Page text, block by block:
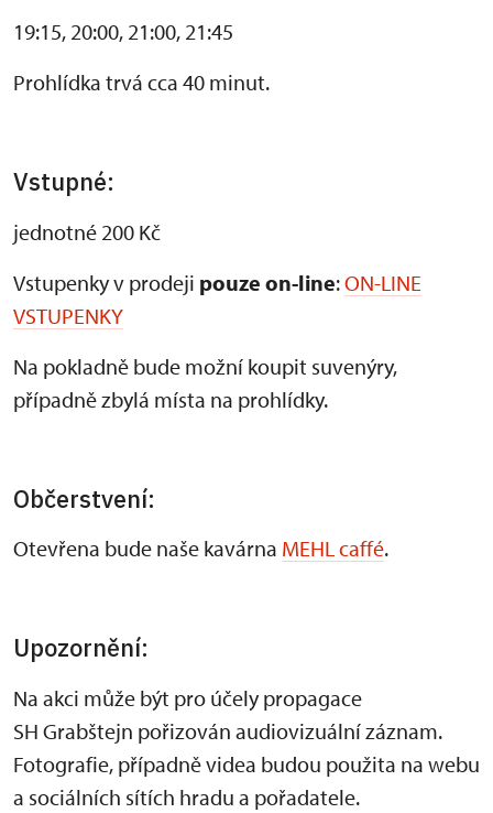
19:15, 20:00, 21:00, 21:45
Prohlídka trvá cca 40 minut.
Vstupné:
jednotné 200 Kč
Vstupenky v prodeji pouze on-line:ON-LINE
VSTUPENKY
Na pokladně bude možní koupit suvenýry,
případně zbylá místa na prohlídky.
Občerstvení:
Otevřena bude naše kavárna MEHL caffé.
Upozornění:
Na akci může být pro účely propagace
SH Grabštejn pořizován audiovizuální záznam.
Fotografie, případně videa budou použita na webu
a sociálních sítích hradu a pořadatele.